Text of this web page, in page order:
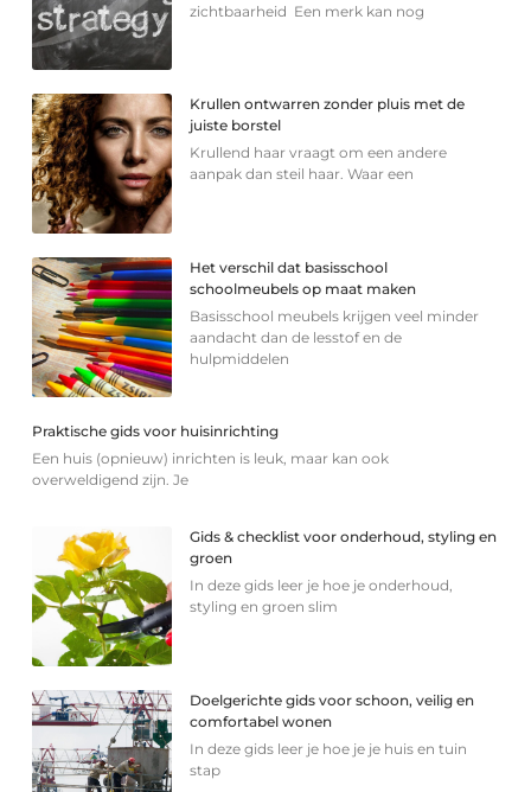
zichtbaarheid Een merk kan nog
Krullen ontwarren zonder pluis met de
juiste borstel
Krullend haar vraagt om een andere
aanpak dan steil haar. Waar een
Het verschil dat basisschool
schoolmeubels op maat maken
Basisschool meubels krijgen veel minder
aandacht dan de lesstof en de
hulpmiddelen
Praktische gids voor huisinrichting
Een huis (opnieuw) inrichten is leuk, maar kan ook
overweldigend zijn. Je
Gids & checklist voor onderhoud, styling en
groen
In deze gids leer je hoe je onderhoud,
styling en groen slim
Doelgerichte gids voor schoon, veilig en
comfortabel wonen
In deze gids leer je hoe je je huis en tuin
stap